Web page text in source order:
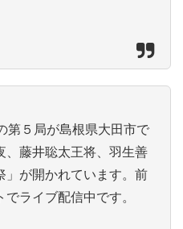
第５局が島根県大田市で
、藤井聡太王将、羽生善
」が開かれています。前
ライブ配信中です。